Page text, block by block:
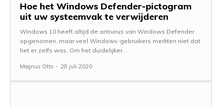
Hoe het Windows Defender-pictogram
uit uw systeemvak te verwijderen
Windows 10 heeft altijd de antivirus van Windows Defender
opgenomen, maar veel Windows-gebruikers merkten niet dat
het er zelfs was. Om het duidelijker...
Magnus Otto - 28 juli 2020